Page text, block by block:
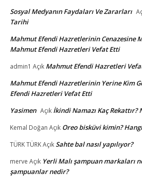
Sosyal Medyanın Faydaları Ve Zararları
Tarihi
Mahmut Efendi Hazretlerinin Cenazesine
Mahmut Efendi Hazretleri Vefat Etti
admin1 Açık Mahmut Efendi Hazretleri
Mahmut Efendi Hazretlerinin Yerine Kim
Efendi Hazretleri Vefat Etti
Yasimen Açık İkindi Namazı Kaç Rekattır?
Kemal Doğan Açık Oreo bisküvi kimin?
TÜRK TÜRKAçıkSahte bal nasıl yapılıyor?
merve Açık Yerli Malı şampuan markaları
şampuanlar nedir?